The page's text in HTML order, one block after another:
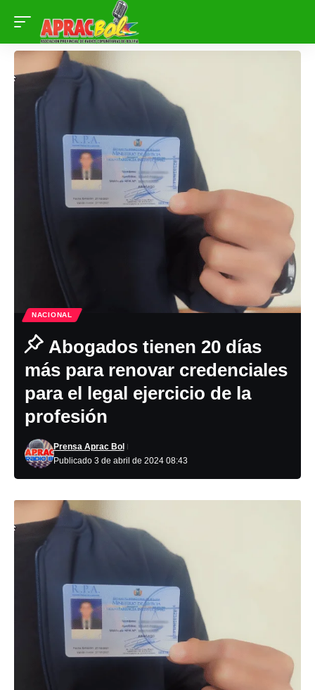
NACIONAL
Abogados tienen 20 días
más para renovar credenciales
para el legal ejercicio de la
profesión
Publicado 3 de abril de 2024 08:43
Prensa Aprac Bol